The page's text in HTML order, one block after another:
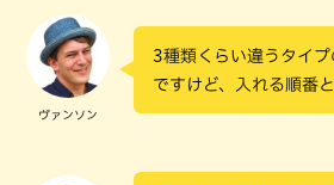
ヴァンソン
3種類くらい違うタイ
ですけど、入れる順番